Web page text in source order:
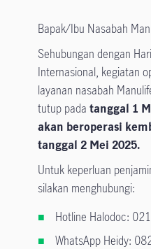
Bapak/Ibu Nasabah
Sehubungan dengan
Internasional, kegiatan
layanan nasabah
tutup pada tanggal 1
akan beroperasi
tanggal 2 Mei 2025.
Untuk keperluan
silakan menghubungi:
Hotline Halodoc:
WhatsApp Heidy: